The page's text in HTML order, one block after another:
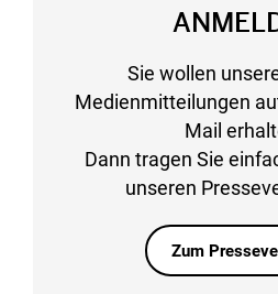
Sie wollen
Medienmitteilungen
Mail
Dann tragen Sie
unseren
Zum